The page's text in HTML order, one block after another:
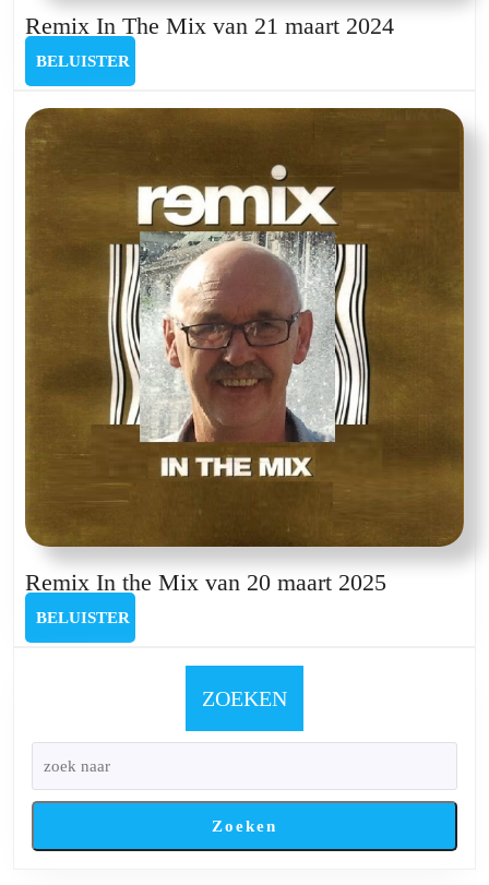
Remix In The Mix van 21 maart 2024Remix
Mix
maart
BELUISTER
Remix In the Mix van 20 maart 2025Remix
maart
BELUISTER
ZOEKEN
Zoeken